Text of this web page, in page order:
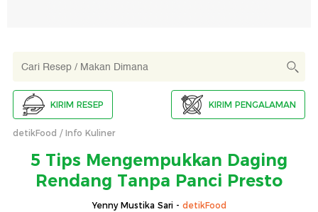
KIRIM RESEP KIRIM PENGALAMAN
detikFood Info Kuliner
5 Tips Mengempukkan Daging
Rendang Tanpa Panci Presto
Yenny Mustika Sari - detikFood